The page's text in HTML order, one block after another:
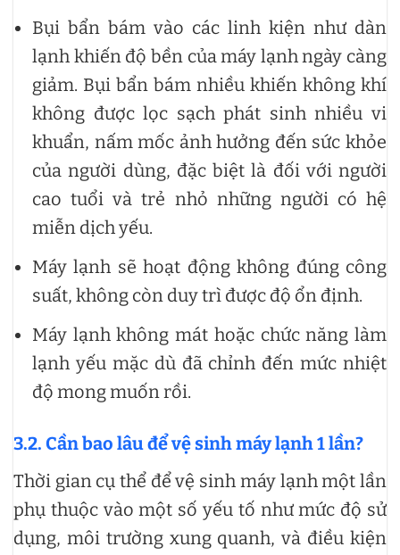
Bụi bẩn bám vào các linh kiện như dàn
lạnh khiến độ bền của máy lạnh ngày càng
giảm. Bụi bẩn bám nhiều khiến không khí
không được lọc sạch phát sinh nhiều vi
khuẩn, nấm mốc ảnh hưởng đến sức khỏe
của người dùng, đặc biệt là đối với người
cao tuổi và trẻ nhỏ những người có hệ
miễn dịch yếu.
Máy lạnh sẽ hoạt động không đúng công
suất, không còn duy trì được độ ổn định.
Máy lạnh không mát hoặc chức năng làm
lạnh yếu mặc dù đã chỉnh đến mức nhiệt
độ mong muốn rồi.
3.2. Cần bao lâu để vệ sinh máy lạnh 1 lần?
Thời gian cụ thể để vệ sinh máy lạnh một lần
phụ thuộc vào một số yếu tố như mức độ sử
dụng, môi trường xung quanh, và điều kiện